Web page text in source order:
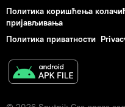
Политика коришћења
пријављивања
Политика приватности